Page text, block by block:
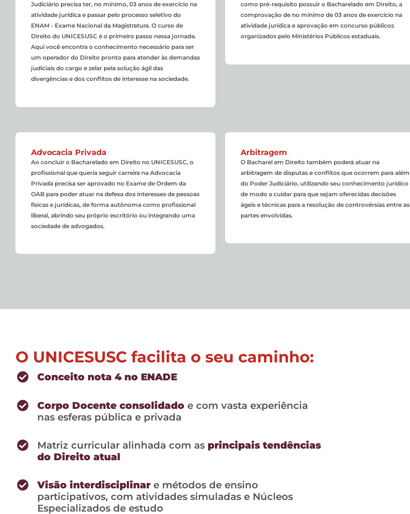
Judiciário precisa ter, no mínimo, 03 anos de exercício na
atividade jurídica e passar pelo processo seletivo do
ENAM - Exame Nacional da Magistratura. O curso de
Direito do UNICESUSC é o primeiro passo nessa jornada.
Aqui você encontra o conhecimento necessário para ser
um operador do Direito pronto para atender às demandas
judiciais do cargo e zelar pela solução ágil das
divergências e dos conflitos de interesse na sociedade.
como pré-requisito possuir o Bacharelado em Direito, a
comprovação de no mínimo de 03 anos de exercício na
atividade jurídica e aprovação em concurso públicos
organizados pelo Ministérios Públicos estaduais.
Advocacia Privada
Ao concluir o Bacharelado em Direito no UNICESUSC, o
profissional que queria seguir carreira na Advocacia
Privada precisa ser aprovado no Exame de Ordem da
OAB para poder atuar na defesa dos interesses de pessoas
físicas e jurídicas, de forma autônoma como profissional
liberal, abrindo seu próprio escritório ou integrando uma
sociedade de advogados.
Arbitragem
O Bacharel em Direito também poderá atuar na
arbitragem de disputas e conflitos que ocorrem para além
do Poder Judiciário, utilizando seu conhecimento jurídico
de modo a cuidar para que sejam oferecidas decisões
ágeis e técnicas para a resolução de controvérsias entre as
partes envolvidas.
O UNICESUSC facilita o seu caminho:
Conceito nota 4 no ENADE
Corpo Docente consolidado e com vasta experiência
nas esferas pública e privada
Matriz curricular alinhada com as principais tendências
do Direito atual
Visão interdisciplinar e métodos de ensino
participativos, com atividades simuladas e Núcleos
Especializados de estudo